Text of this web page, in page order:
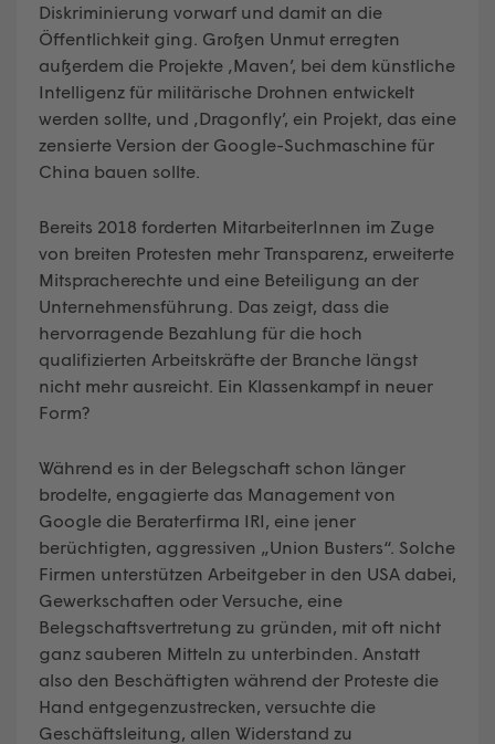
Diskriminierung vorwarf und damit an die
Öffentlichkeit ging. Großen Unmut erregten
außerdem die Projekte ‚Maven’, bei dem künstliche
Intelligenz für militärische Drohnen entwickelt
werden sollte, und ‚Dragonfly’, ein Projekt, das eine
zensierte Version der Google-Suchmaschine für
China bauen sollte.
Bereits 2018 forderten MitarbeiterInnen im Zuge
von breiten Protesten mehr Transparenz, erweiterte
Mitspracherechte und eine Beteiligung an der
Unternehmensführung. Das zeigt, dass die
hervorragende Bezahlung für die hoch
qualifizierten Arbeitskräfte der Branche längst
nicht mehr ausreicht. Ein Klassenkampf in neuer
Form?
Während es in der Belegschaft schon länger
brodelte, engagierte das Management von
Google die Beraterfirma IRI, eine jener
berüchtigten, aggressiven „Union Busters“. Solche
Firmen unterstützen Arbeitgeber in den USA dabei,
Gewerkschaften oder Versuche, eine
Belegschaftsvertretung zu gründen, mit oft nicht
ganz sauberen Mitteln zu unterbinden. Anstatt
also den Beschäftigten während der Proteste die
Hand entgegenzustrecken, versuchte die
Geschäftsleitung, allen Widerstand zu